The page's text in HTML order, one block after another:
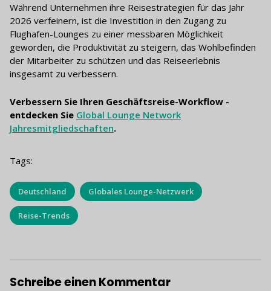
Während Unternehmen ihre Reisestrategien für das Jahr
2026 verfeinern, ist die Investition in den Zugang zu
Flughafen-Lounges zu einer messbaren Möglichkeit
geworden, die Produktivität zu steigern, das Wohlbefinden
der Mitarbeiter zu schützen und das Reiseerlebnis
insgesamt zu verbessern.
Verbessern Sie Ihren Geschäftsreise-Workflow -
entdecken Sie Global Lounge Network
Jahresmitgliedschaften.
Tags:
Deutschland Globales Lounge-Netzwerk
Reise-Trends
Schreibe einen Kommentar